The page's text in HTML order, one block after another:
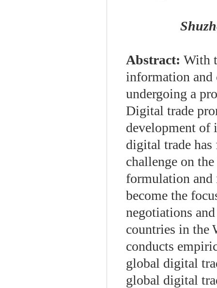
Abstract: With
information and
undergoing a
Digital trade
development of
digital trade has
challenge on
formulation and
become the
negotiations
countries in the
conducts
global digital
global digital